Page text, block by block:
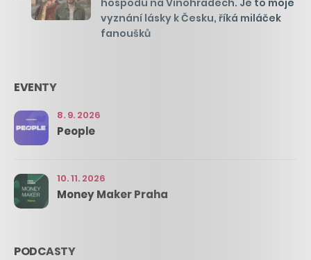
vyznání lásky k Česku, říká miláček
fanoušků
EVENTY
8. 9. 2026
People
10. 11. 2026
Money Maker Praha
PODCASTY